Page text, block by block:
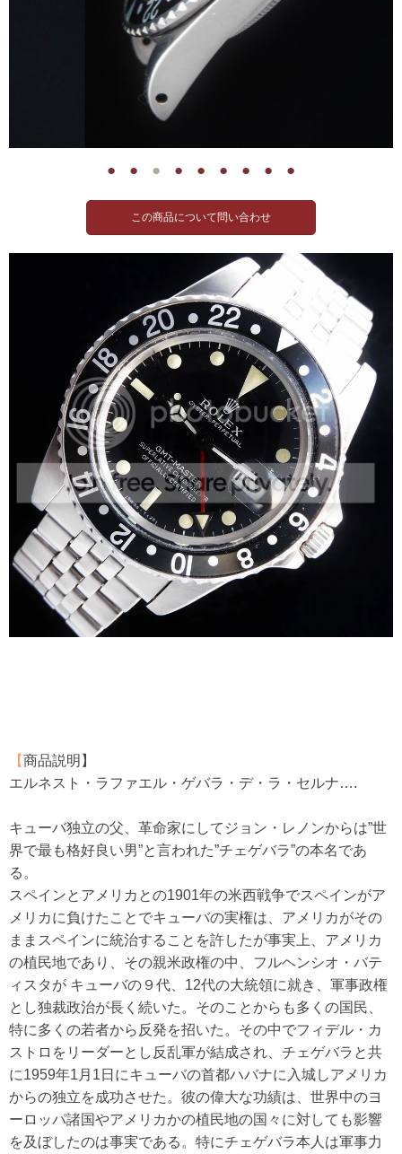
● ● ● ● ● ● ● ● ●
【商品説明】
エルネスト・ラファエル・ゲバラ・デ・ラ・セルナ….
キューバ独立の父、革命家にしてジョン・レノンからは”世
界で最も格好良い男”と言われた”チェゲバラ”の本名であ
る。
スペインとアメリカとの1901年の米西戦争でスペインがア
メリカに負けたことでキューバの実権は、アメリカがその
ままスペインに統治することを許したが事実上、アメリカ
の植民地であり、その親米政権の中、フルヘンシオ・バテ
ィスタが キューバの９代、12代の大統領に就き、軍事政権
とし独裁政治が長く続いた。そのことからも多くの国民、
特に多くの若者から反発を招いた。その中でフィデル・カ
ストロをリーダーとし反乱軍が結成され、チェゲバラと共
に1959年1月1日にキューバの首都ハバナに入城しアメリカ
からの独立を成功させた。彼の偉大な功績は、世界中のヨ
ーロッパ諸国やアメリカかの植民地の国々に対しても影響
を及ぼしたのは事実である。特にチェゲバラ本人は軍事力